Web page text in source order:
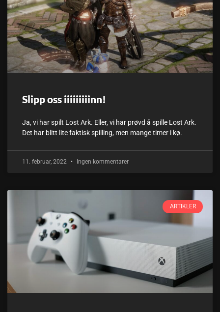
Slipp oss iiiiiiiiinn!
Ja, vi har spilt Lost Ark. Eller, vi har prøvd å spille Lost Ark.
Det har blitt lite faktisk spilling, men mange timer i kø.
11. februar, 2022 Ingen kommentarer
ARTIKLER